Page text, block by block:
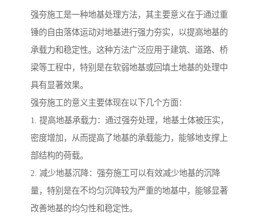
强夯施工是一种地基处理方法，其主要意义在于通过重
锤的自由落体运动对地基进行强力夯实，以提高地基的
承载力和稳定性。这种方法广泛应用于建筑、道路、桥
梁等工程中，特别是在软弱地基或回填土地基的处理中
具有显著效果。
强夯施工的意义主要体现在以下几个方面：
1. 提高地基承载力：通过强夯处理，地基土体被压实，
密度增加，从而提高了地基的承载能力，能够地支撑上
部结构的荷载。
2. 减少地基沉降：强夯施工可以有效减少地基的沉降
量，特别是在不均匀沉降较为严重的地基中，能够显著
改善地基的均匀性和稳定性。